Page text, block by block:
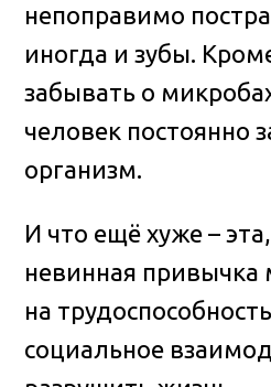
непоправимо
иногда и зубы.
забывать о
человек постоянно
организм.
И что ещё хуже –
невинная привычка
на
социальное